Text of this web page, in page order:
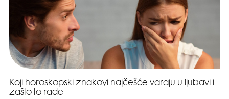
Koji horoskopski znakovi najčešće varaju u ljubavi i
zašto to rade